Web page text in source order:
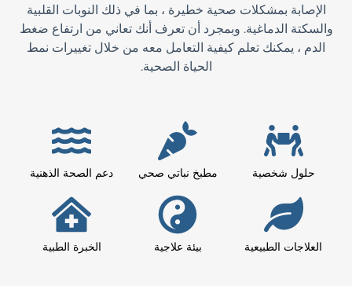
الإصابة بمشكلات صحية خطيرة ، بما في ذلك النوبات القلبية
والسكتة الدماغية. وبمجرد أن تعرف أنك تعاني من ارتفاع ضغط
الدم ، يمكنك تعلم كيفية التعامل معه من خلال تغييرات نمط
الحياة الصحية.
حلول شخصية مطبخ نباتي صحي دعم الصحة الذهنية
العلاجات الطبيعية بيئة علاجية الخبرة الطبية